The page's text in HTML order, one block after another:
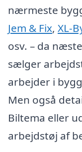
nærmeste
Jem & Fix, XL-
osv. – da
sælger
arbejder i
Men også
Biltema eller
arbejdstøj af